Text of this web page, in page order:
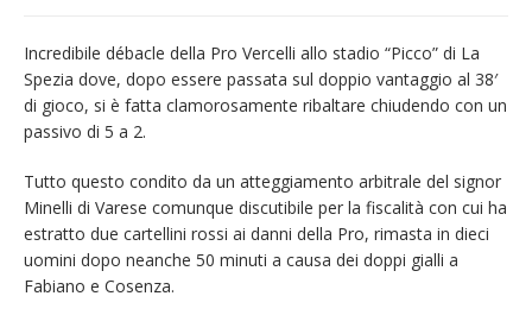
Incredibile débacle della Pro Vercelli allo stadio “Picco” di La
Spezia dove, dopo essere passata sul doppio vantaggio al 38′
di gioco, si è fatta clamorosamente ribaltare chiudendo con un
passivo di 5 a 2.
Tutto questo condito da un atteggiamento arbitrale del signor
Minelli di Varese comunque discutibile per la fiscalità con cui ha
estratto due cartellini rossi ai danni della Pro, rimasta in dieci
uomini dopo neanche 50 minuti a causa dei doppi gialli a
Fabiano e Cosenza.